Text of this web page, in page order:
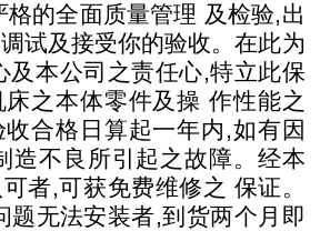
格的全面质量管理 及检验,出
试及接受你的验收。在此为
及本公司之责任心,特立此保
床之本体零件及操作性能之
合格日算起一年内,如有因
造不良所引起之故障。经本
者,可获免费维修之 保证。
题无法安装者,到货两个月即